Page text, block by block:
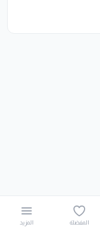
المفضلة المزيد